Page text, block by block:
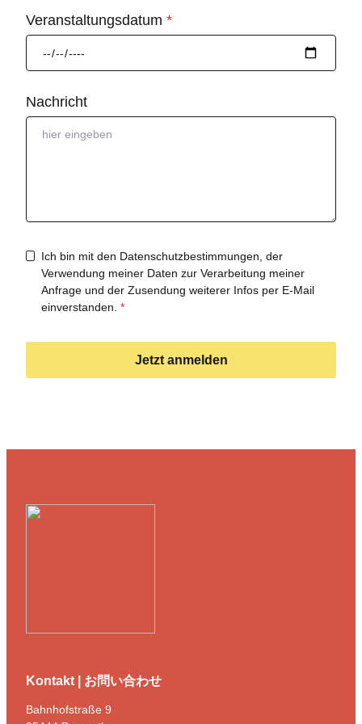
Veranstaltungsdatum *
Nachricht
Ich bin mit den Datenschutzbestimmungen, der
Verwendung meiner Daten zur Verarbeitung meiner
Anfrage und der Zusendung weiterer Infos per E-Mail
einverstanden. *
Jetzt anmelden
Kontakt | お問い合わせ
Bahnhofstraße 9